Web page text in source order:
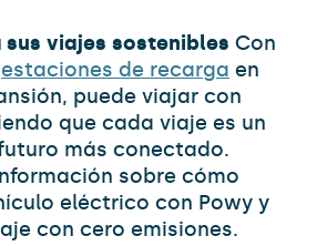
sus viajes sostenibles Con
estaciones de recarga en
puede viajar con
que cada viaje es un
más conectado.
sobre cómo
eléctrico con Powy y
con cero emisiones.